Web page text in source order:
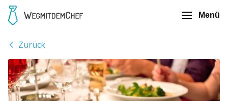
Menü
Zurück